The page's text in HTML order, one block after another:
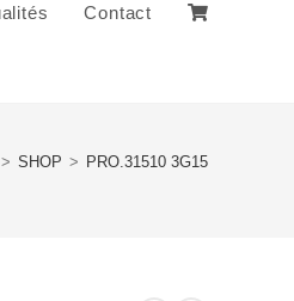
Contact
> SHOP > PRO.31510 3G15